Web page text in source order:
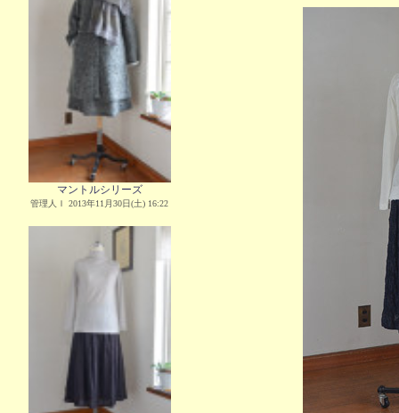
マントルシリーズ
管理人Ｉ 2013年11月30日(土) 16:22